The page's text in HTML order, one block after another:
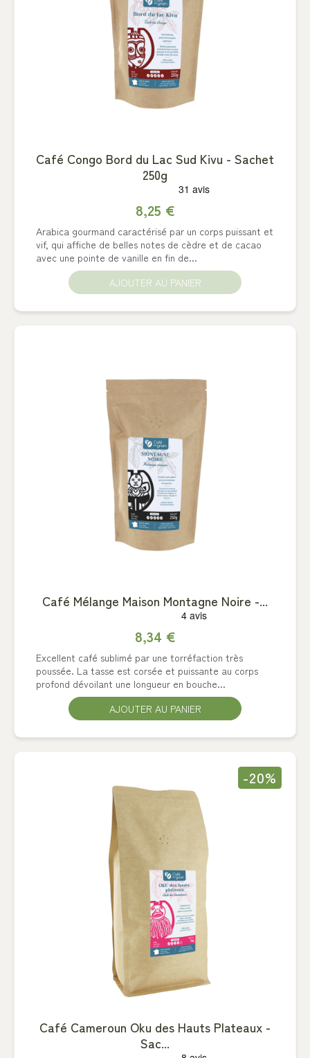
Café Congo Bord du Lac Sud Kivu - Sachet
250g
8,25 €
Arabica gourmand caractérisé par un corps puissant et
vif, qui affiche de belles notes de cèdre et de cacao
avec une pointe de vanille en fin de...
AJOUTER AU PANIER
Café Mélange Maison Montagne Noire -...
8,34 €
Excellent café sublimé par une torréfaction très
poussée. La tasse est corsée et puissante au corps
profond dévoilant une longueur en bouche...
AJOUTER AU PANIER
-20%
Café Cameroun Oku des Hauts Plateaux -
Sac...